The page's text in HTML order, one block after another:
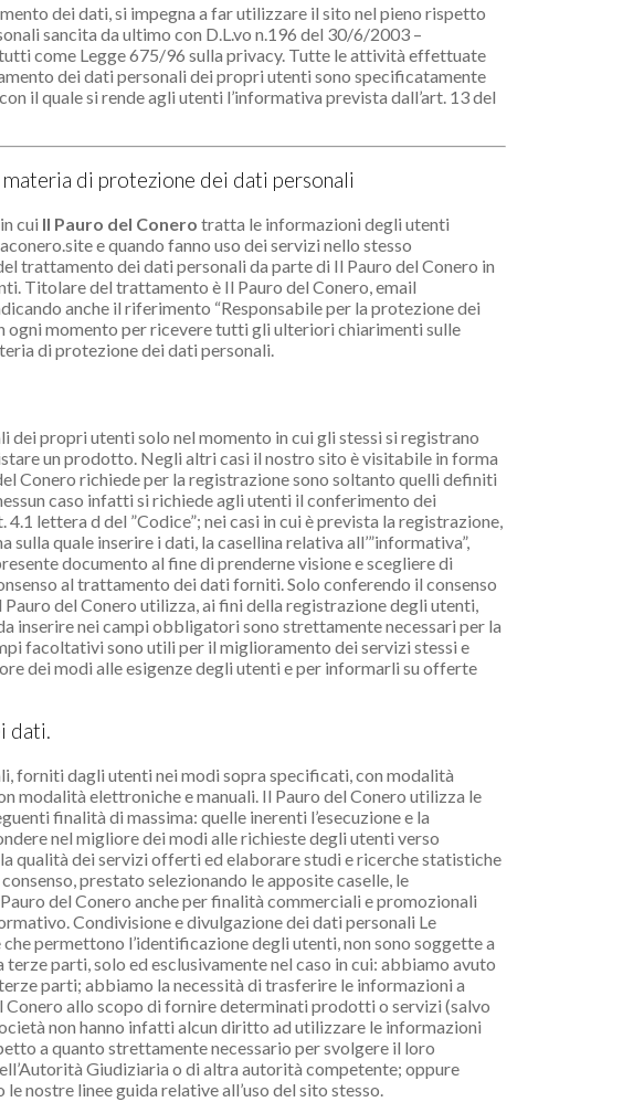
dei dati, si impegna a far utilizzare il sito nel pieno rispetto
sancita da ultimo con D.L.vo n.196 del 30/6/2003 –
come Legge 675/96 sulla privacy. Tutte le attività effettuate
dei dati personali dei propri utenti sono specificatamente
il quale si rende agli utenti l’informativa prevista dall’art. 13 del
di protezione dei dati personali
cui Il Pauro del Conero tratta le informazioni degli utenti
e quando fanno uso dei servizi nello stesso
trattamento dei dati personali da parte di Il Pauro del Conero in
Titolare del trattamento è Il Pauro del Conero, email
anche il riferimento “Responsabile per la protezione dei
ogni momento per ricevere tutti gli ulteriori chiarimenti sulle
di protezione dei dati personali.
dei propri utenti solo nel momento in cui gli stessi si registrano
un prodotto. Negli altri casi il nostro sito è visitabile in forma
Conero richiede per la registrazione sono soltanto quelli definiti
caso infatti si richiede agli utenti il conferimento dei
lettera d del ”Codice”; nei casi in cui è prevista la registrazione,
quale inserire i dati, la casellina relativa all’”informativa”,
documento al fine di prenderne visione e scegliere di
al trattamento dei dati forniti. Solo conferendo il consenso
del Conero utilizza, ai fini della registrazione degli utenti,
inserire nei campi obbligatori sono strettamente necessari per la
facoltativi sono utili per il miglioramento dei servizi stessi e
dei modi alle esigenze degli utenti e per informarli su offerte
dati.
forniti dagli utenti nei modi sopra specificati, con modalità
modalità elettroniche e manuali. Il Pauro del Conero utilizza le
finalità di massima: quelle inerenti l’esecuzione e la
nel migliore dei modi alle richieste degli utenti verso
qualità dei servizi offerti ed elaborare studi e ricerche statistiche
prestato selezionando le apposite caselle, le
del Conero anche per finalità commerciali e promozionali
Condivisione e divulgazione dei dati personali Le
permettono l’identificazione degli utenti, non sono soggette a
parti, solo ed esclusivamente nel caso in cui: abbiamo avuto
parti; abbiamo la necessità di trasferire le informazioni a
Conero allo scopo di fornire determinati prodotti o servizi (salvo
non hanno infatti alcun diritto ad utilizzare le informazioni
a quanto strettamente necessario per svolgere il loro
Giudiziaria o di altra autorità competente; oppure
nostre linee guida relative all’uso del sito stesso.